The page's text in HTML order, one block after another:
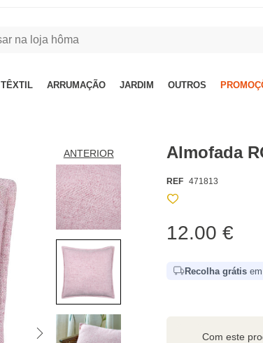
TÊXTIL ARRUMAÇÃO JARDIM OUTROS
ANTERIOR Almofada
REF 471813
12.00 €
Recolha grátis
Com este